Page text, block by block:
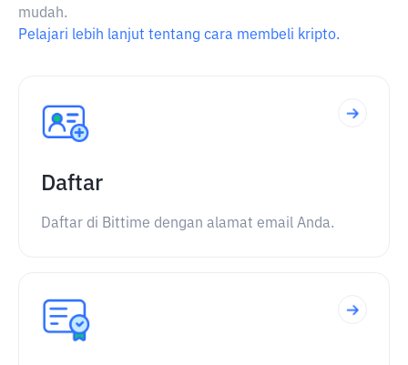
mudah.
Pelajari lebih lanjut tentang cara membeli kripto.
Daftar
Daftar di Bittime dengan alamat email Anda.